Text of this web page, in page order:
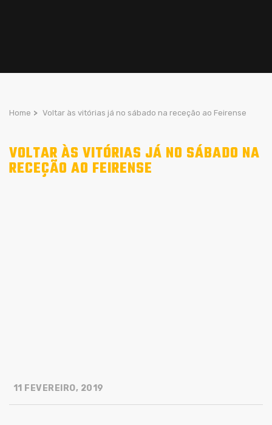
Home > Voltar às vitórias já no sábado na receção ao Feirense
VOLTAR ÀS VITÓRIAS JÁ NO SÁBADO NA
RECEÇÃO AO FEIRENSE
11 FEVEREIRO, 2019